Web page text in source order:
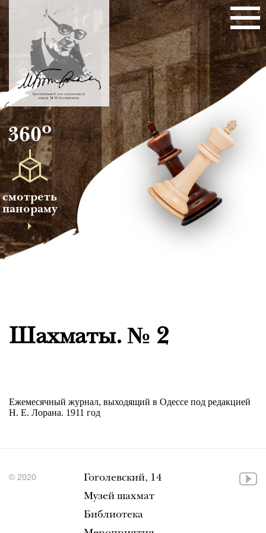
360о
смотреть
панораму
Шахматы. № 2
Ежемесячный журнал, выходящий в Одессе под редакцией
Н. Е. Лорана. 1911 год
© 2020
Гоголевский, 14
Музей шахмат
Библиотека